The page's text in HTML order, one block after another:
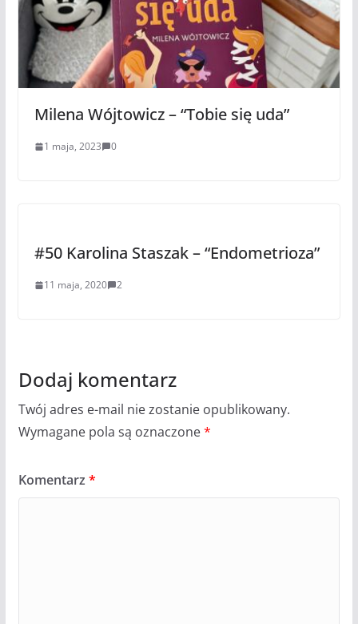
Milena Wójtowicz – “Tobie się uda”
1 maja, 2023 0
#50 Karolina Staszak – “Endometrioza”
11 maja, 2020 2
Dodaj komentarz
Twój adres e-mail nie zostanie opublikowany.
Wymagane pola są oznaczone*
Komentarz *